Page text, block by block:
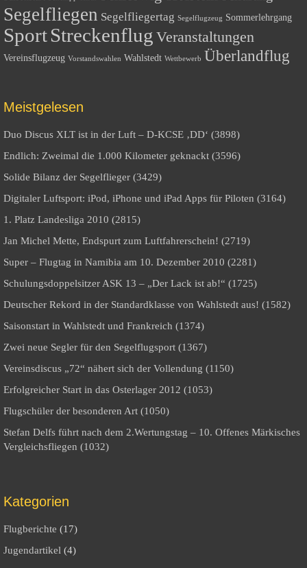
Segelfliegen Segelfliegertag Segelflugzeug Sommerlehrgang
SportStreckenflug Veranstaltungen
Vereinsflugzeug Vorstandswahlen Wahlstedt Wettbewerb Überlandflug
Meistgelesen
Duo Discus XLT ist in der Luft – D-KCSE ‚DD‘ (3898)
Endlich: Zweimal die 1.000 Kilometer geknackt (3596)
Solide Bilanz der Segelflieger (3429)
Digitaler Luftsport: iPod, iPhone und iPad Apps für Piloten (3164)
1. Platz Landesliga 2010 (2815)
Jan Michel Mette, Endspurt zum Luftfahrerschein! (2719)
Super – Flugtag in Namibia am 10. Dezember 2010 (2281)
Schulungsdoppelsitzer ASK 13 – „Der Lack ist ab!“ (1725)
Deutscher Rekord in der Standardklasse von Wahlstedt aus! (1582)
Saisonstart in Wahlstedt und Frankreich (1374)
Zwei neue Segler für den Segelflugsport (1367)
Vereinsdiscus „72“ nähert sich der Vollendung (1150)
Erfolgreicher Start in das Osterlager 2012 (1053)
Flugschüler der besonderen Art (1050)
Stefan Delfs führt nach dem 2.Wertungstag – 10. Offenes Märkisches
Vergleichsfliegen (1032)
Kategorien
Flugberichte (17)
Jugendartikel (4)